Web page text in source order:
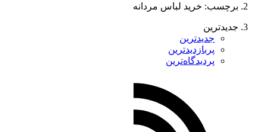
برچسب: خرید لباس مردانه
جدیدترین
جدیدترین
پربازدیدترین
پردیدگاه‌ترین